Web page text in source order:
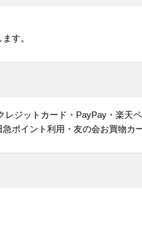
す。
ジットカード・PayPay・楽天
ポイント利用・友の会お買物カ